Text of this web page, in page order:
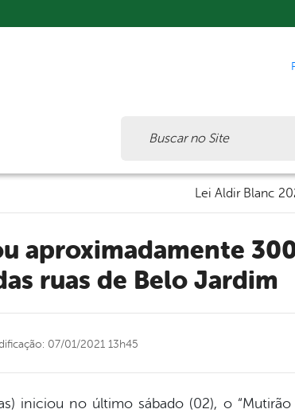
Lei Aldir Blanc
ruas de Belo Jardim
07/01/2021 13h45
iniciou no último sábado (02), o “Mutirão